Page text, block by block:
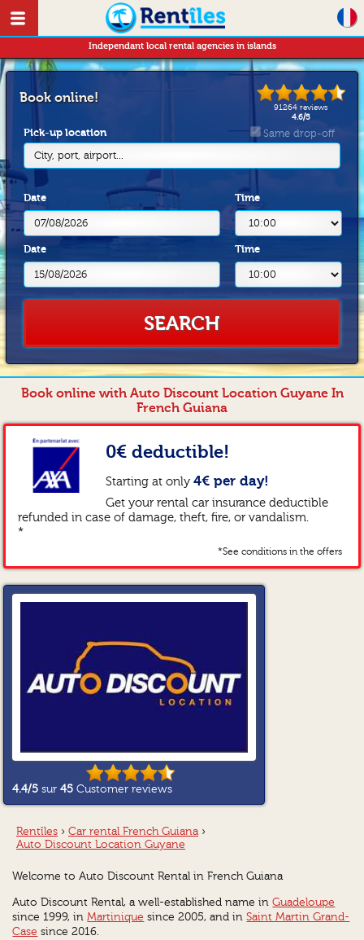
Independant local rental agencies in islands
91264 reviews
4.6/5
Book online!
Pick-up location
City, port, airport...
Same drop-off
Date Time
Date Time
SEARCH
Book online with Auto Discount Location Guyane In
French Guiana
0€ deductible!
Starting at only 4€ per day!
Get your rental car insurance deductible
refunded in case of damage, theft, fire, or vandalism.
*
*See conditions in the offers
4.4/5 sur45 Customer reviews
Rentîles › Car rental French Guiana ›
Auto Discount Location Guyane
Welcome to Auto Discount Rental in French Guiana
Auto Discount Rental, a well-established name inGuadeloupe
since 1999, inMartinique since 2005, and inSaint Martin Grand-
Case since 2016.